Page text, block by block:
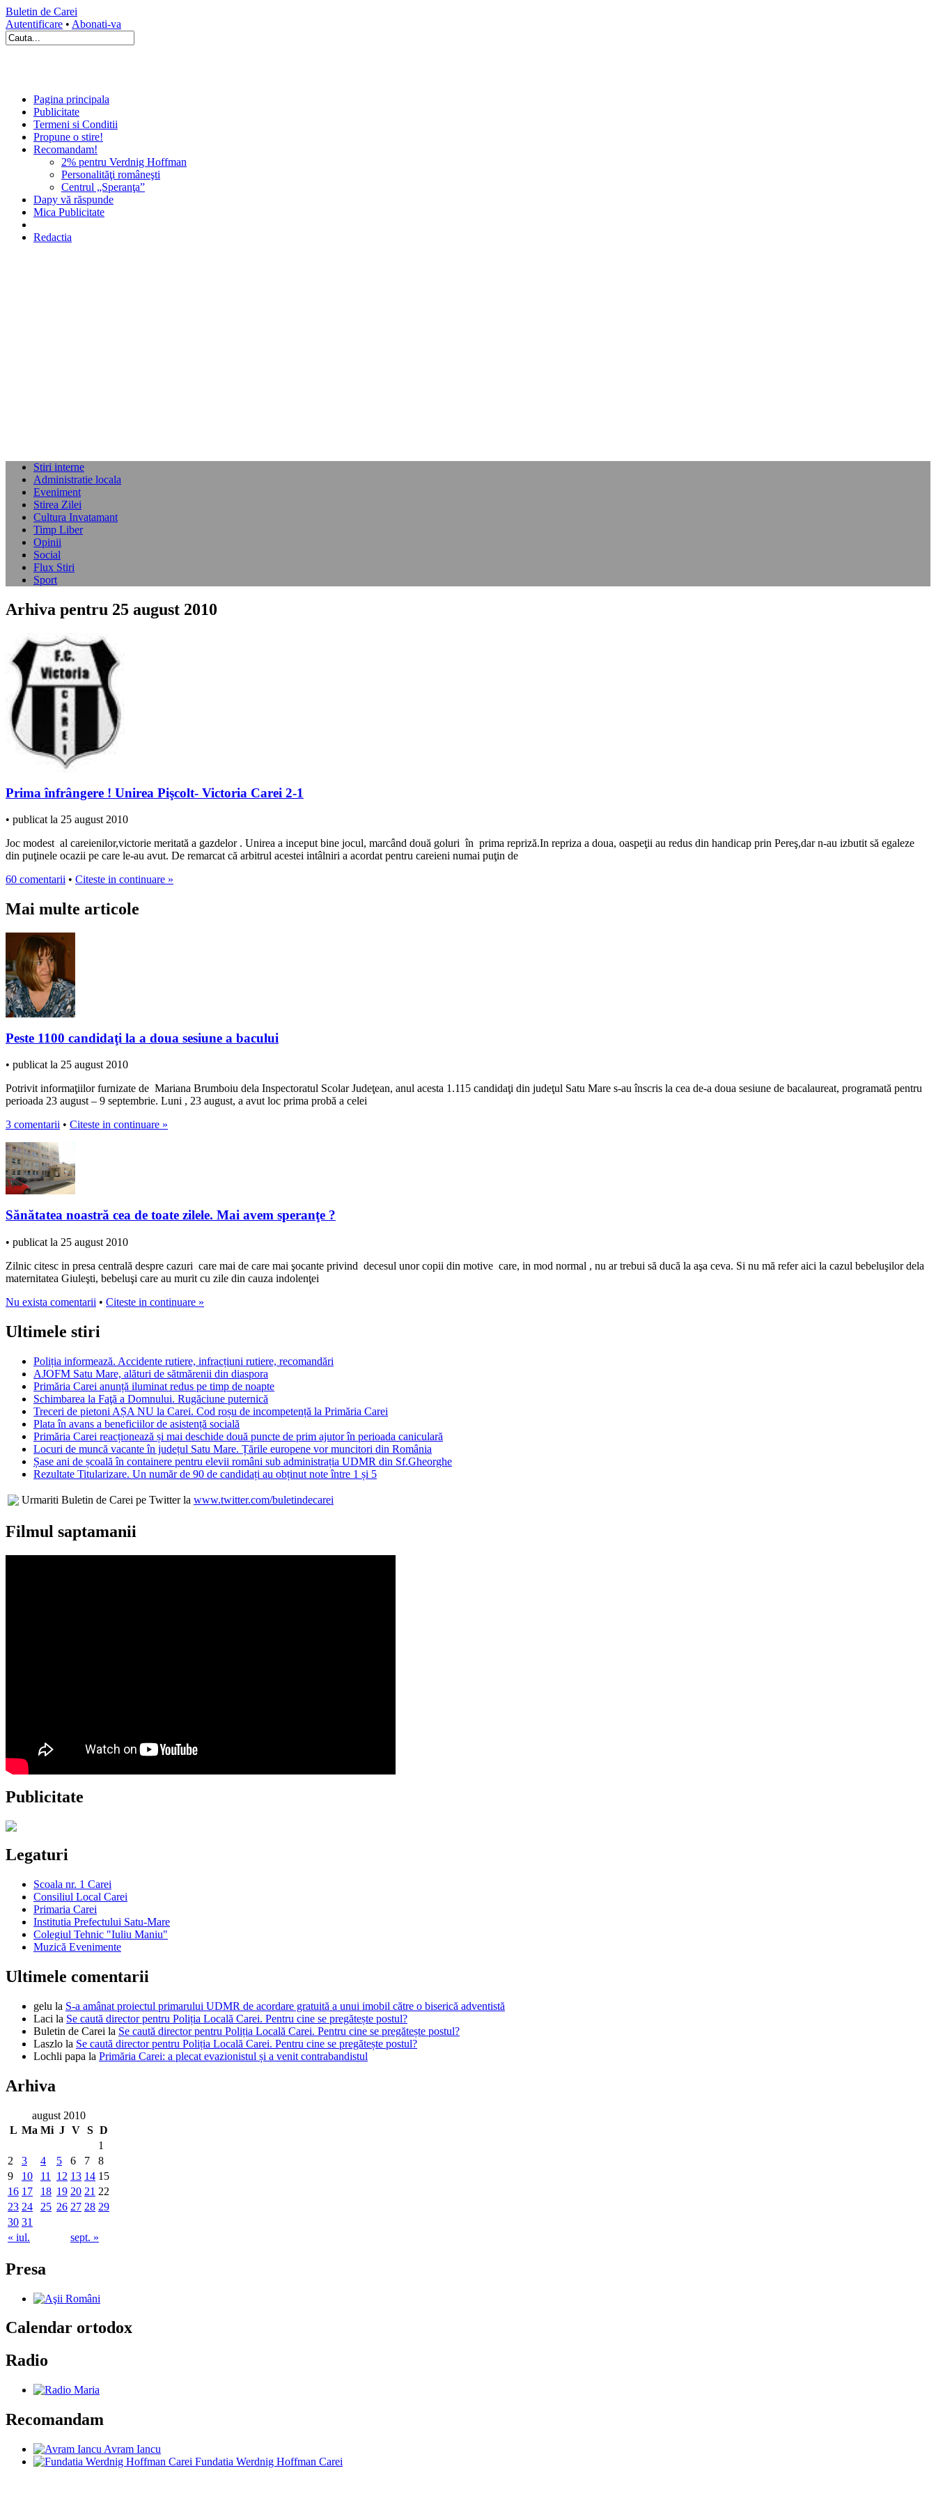
Buletin de Carei
Autentificare • Abonati-va
Pagina principala
Publicitate
Termeni si Conditii
Propune o stire!
Recomandam!
2% pentru Verdnig Hoffman
Personalităţi româneşti
Centrul „Speranţa”
Dapy vă răspunde
Mica Publicitate
Redactia
Stiri interne
Administratie locala
Eveniment
Stirea Zilei
Cultura Invatamant
Timp Liber
Opinii
Social
Flux Stiri
Sport
Arhiva pentru 25 august 2010
Prima înfrângere ! Unirea Pişcolt- Victoria Carei 2-1
• publicat la 25 august 2010
Joc modest al careienilor,victorie meritată a gazdelor . Unirea a inceput bine jocul, marcând două goluri în prima repriză.In repriza a doua, oaspeţii au redus din handicap prin Pereş,dar n-au izbutit să egaleze
din puţinele ocazii pe care le-au avut. De remarcat că arbitrul acestei intâlniri a acordat pentru careieni numai puţin de
60 comentarii • Citeste in continuare »
Mai multe articole
Peste 1100 candidaţi la a doua sesiune a bacului
• publicat la 25 august 2010
Potrivit informaţiilor furnizate de Mariana Brumboiu dela Inspectoratul Scolar Judeţean, anul acesta 1.115 candidaţi din judeţul Satu Mare s-au înscris la cea de-a doua sesiune de bacalaureat, programată pentru
perioada 23 august – 9 septembrie. Luni , 23 august, a avut loc prima probă a celei
3 comentarii • Citeste in continuare »
Sănătatea noastră cea de toate zilele. Mai avem speranţe ?
• publicat la 25 august 2010
Zilnic citesc in presa centrală despre cazuri care mai de care mai şocante privind decesul unor copii din motive care, in mod normal , nu ar trebui să ducă la aşa ceva. Si nu mă refer aici la cazul bebeluşilor dela
maternitatea Giuleşti, bebeluşi care au murit cu zile din cauza indolenţei
Nu exista comentarii • Citeste in continuare »
Ultimele stiri
Poliția informează. Accidente rutiere, infracțiuni rutiere, recomandări
AJOFM Satu Mare, alături de sătmărenii din diaspora
Primăria Carei anunță iluminat redus pe timp de noapte
Schimbarea la Faţă a Domnului. Rugăciune puternică
Treceri de pietoni AȘA NU la Carei. Cod roșu de incompetență la Primăria Carei
Plata în avans a beneficiilor de asistență socială
Primăria Carei reacționează și mai deschide două puncte de prim ajutor în perioada caniculară
Locuri de muncă vacante în județul Satu Mare. Țările europene vor muncitori din România
Șase ani de școală în containere pentru elevii români sub administrația UDMR din Sf.Gheorghe
Rezultate Titularizare. Un număr de 90 de candidați au obținut note între 1 și 5
Urmariti Buletin de Carei pe Twitter la www.twitter.com/buletindecarei
Filmul saptamanii
Publicitate
Legaturi
Scoala nr. 1 Carei
Consiliul Local Carei
Primaria Carei
Institutia Prefectului Satu-Mare
Colegiul Tehnic "Iuliu Maniu"
Muzică Evenimente
Ultimele comentarii
gelu la S-a amânat proiectul primarului UDMR de acordare gratuită a unui imobil către o biserică adventistă
Laci la Se caută director pentru Poliția Locală Carei. Pentru cine se pregătește postul?
Buletin de Carei la Se caută director pentru Poliția Locală Carei. Pentru cine se pregătește postul?
Laszlo la Se caută director pentru Poliția Locală Carei. Pentru cine se pregătește postul?
Lochli papa la Primăria Carei: a plecat evazionistul și a venit contrabandistul
Arhiva
august 2010
L Ma Mi J V S D
« iul. sept. »
1
2
3 4 5 6 7
8
9
10 11 12 13 14 15
16 17 18 19 20 21 22
23 24 25 26 27 28 29
30 31
Presa
Calendar ortodox
Radio
Recomandam
Avram Iancu
Fundatia Werdnig Hoffman Carei